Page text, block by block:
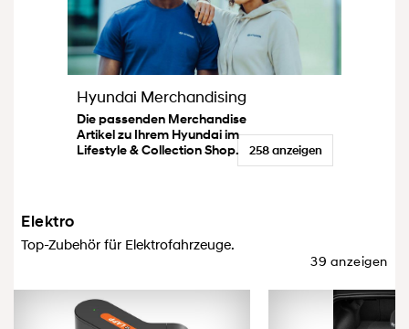
Hyundai Merchandising
Die passenden Merchandise
Artikel zu Ihrem Hyundai im
Lifestyle & Collection Shop.
258 anzeigen
Elektro
Top-Zubehör für Elektrofahrzeuge.
39 anzeigen